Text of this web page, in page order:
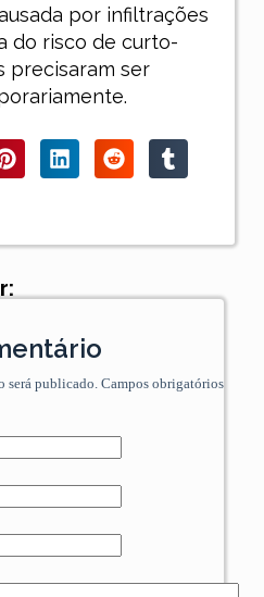
por infiltrações
do risco de curto-
precisaram ser
será publicado. Campos obrigatórios